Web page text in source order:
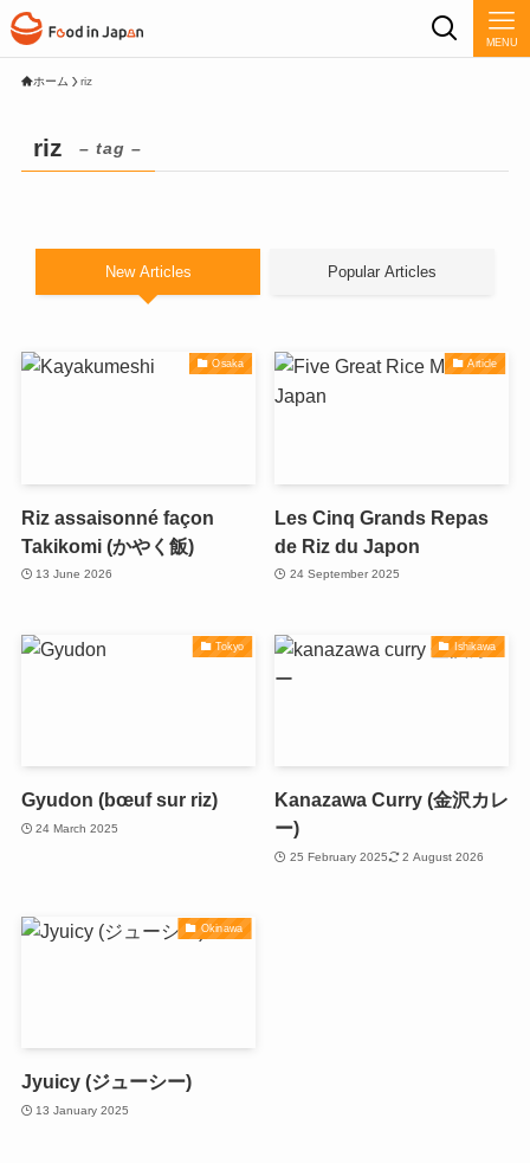
MENU
ホーム riz
riz – tag –
New Articles Popular Articles
Osaka
Riz assaisonné façon
Takikomi (かやく飯)
13 June 2026
Article
Les Cinq Grands Repas
de Riz du Japon
24 September 2025
Tokyo
Gyudon (bœuf sur riz)
24 March 2025
Ishikawa
Kanazawa Curry (金沢カレ
ー)
25 February 2025 2 August 2026
Okinawa
Jyuicy (ジューシー)
13 January 2025